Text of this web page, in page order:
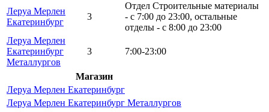
Леруа Мерлен
Екатеринбург
3
Отдел Строительные материалы
- с 7:00 до 23:00, остальные
отделы - с 8:00 до 23:00
Леруа Мерлен
Екатеринбург
Металлургов
3 7:00-23:00
Магазин
Леруа Мерлен Екатеринбург
Леруа Мерлен Екатеринбург Металлургов